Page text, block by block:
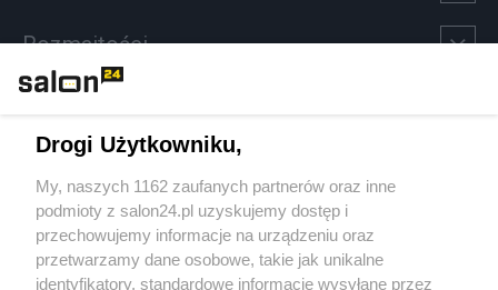
Rozmaitości
Sport
Społeczeństwo
Drogi Użytkowniku,
My, naszych 1162 zaufanych partnerów oraz inne
podmioty z salon24.pl uzyskujemy dostęp i
przechowujemy informacje na urządzeniu oraz
przetwarzamy dane osobowe, takie jak unikalne
identyfikatory, standardowe informacje wysyłane przez